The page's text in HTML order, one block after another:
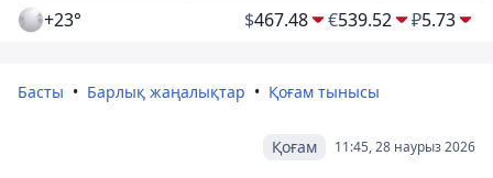
+23° $467.48 €539.52 ₽5.73
Басты Барлық жаңалықтар Қоғам тынысы
11:45, 28 наурыз 2026
Қоғам